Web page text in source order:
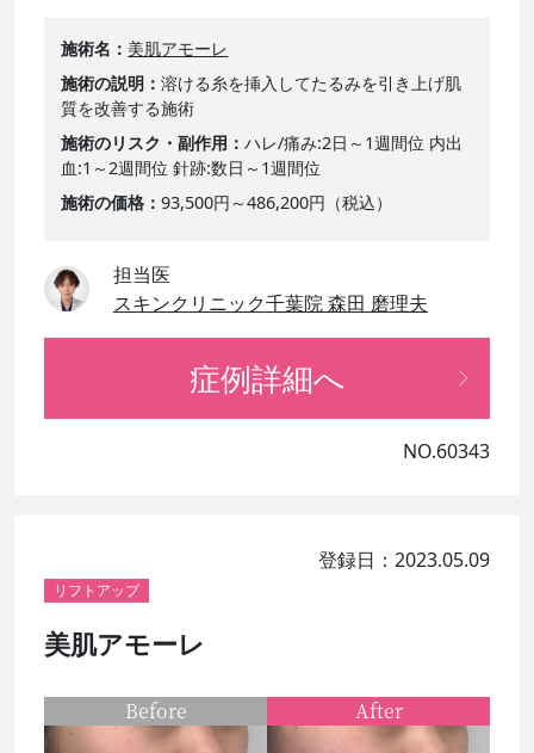
施術名
美肌アモーレ
施術の説明
溶ける糸を挿入してたるみを引き上げ肌
質を改善する施術
施術のリスク・副作用
ハレ/痛み:2日～1週間位 内出
血:1～2週間位 針跡:数日～1週間位
施術の価格
93,500円～486,200円（税込）
担当医
スキンクリニック千葉院 森田 磨理夫
症例詳細へ
NO.60343
登録日：2023.05.09
リフトアップ
美肌アモーレ
Before After